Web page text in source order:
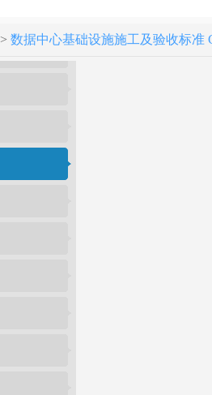
> 数据中心基础设施施工及验收标准